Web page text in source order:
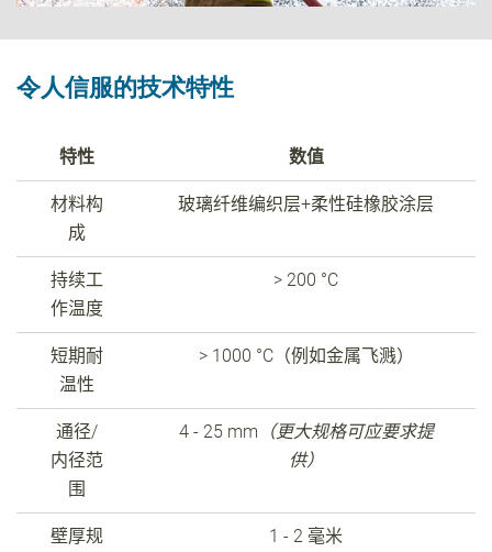
令人信服的技术特性
特性 数值
材料构
成
玻璃纤维编织层+柔性硅橡胶涂层
持续工
作温度
> 200 °C
短期耐
温性
> 1000 °C（例如金属飞溅）
通径/
内径范
围
4 - 25 mm （更大规格可应要求提
供）
壁厚规
1 - 2 毫米